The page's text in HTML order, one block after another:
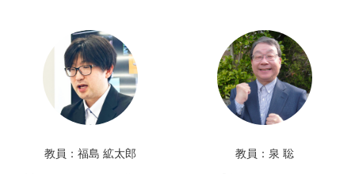
教員：福島 絋太郎 教員：泉 聡